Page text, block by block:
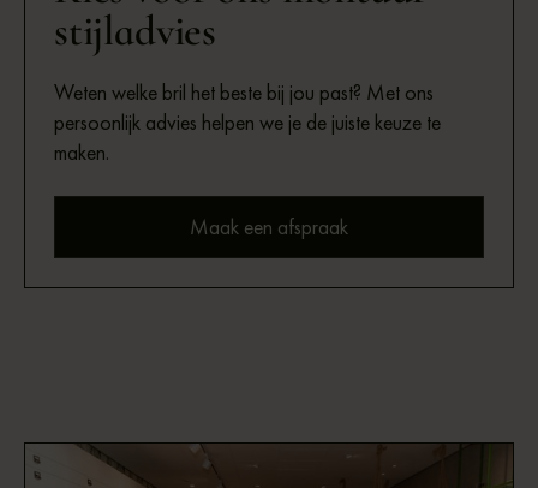
stijladvies
Weten welke bril het beste bij jou past? Met ons
persoonlijk advies helpen we je de juiste keuze te
maken.
Maak een afspraak